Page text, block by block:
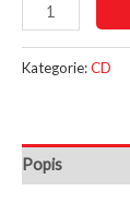
Kategorie:CD
Popis